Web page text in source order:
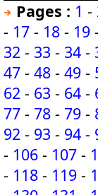
Pages : 1 -
- 17 - 18 - 19 -
32 - 33 - 34 -
47 - 48 - 49 -
62 - 63 - 64 -
77 - 78 - 79 -
92 - 93 - 94 -
- 106 - 107 -
- 118 - 119 -